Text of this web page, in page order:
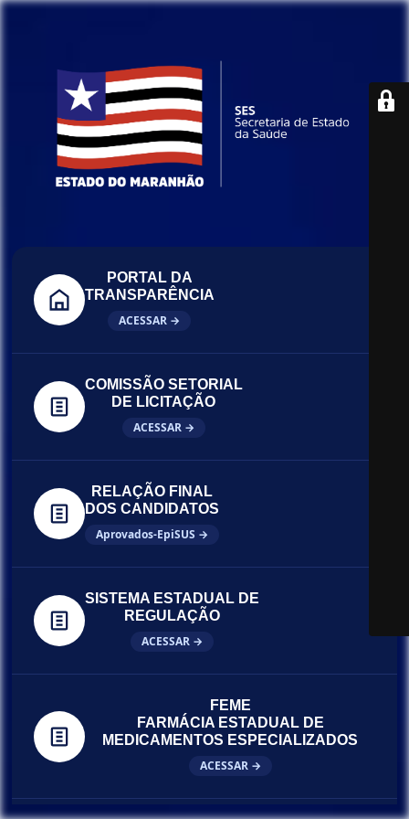
PORTAL DA
TRANSPARÊNCIA
ACESSAR →
COMISSÃO SETORIAL
DE LICITAÇÃO
ACESSAR →
RELAÇÃO FINAL
DOS CANDIDATOS
Aprovados-EpiSUS →
SISTEMA ESTADUAL DE
REGULAÇÃO
ACESSAR →
FEME
FARMÁCIA ESTADUAL DE
MEDICAMENTOS ESPECIALIZADOS
ACESSAR →